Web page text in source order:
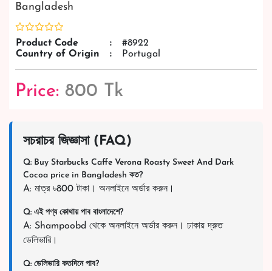
Bangladesh
Product Code :
#8922
Country of Origin
: Portugal
Price: 800 Tk
সচরাচর জিজ্ঞাসা (FAQ)
Q: Buy Starbucks Caffe Verona Roasty Sweet And Dark
Cocoa price in Bangladesh কত?
A: মাত্র ৳800 টাকা। অনলাইনে অর্ডার করুন।
Q: এই পণ্য কোথায় পাব বাংলাদেশে?
A: Shampoobd থেকে অনলাইনে অর্ডার করুন। ঢাকায় দ্রুত
ডেলিভারি।
Q: ডেলিভারি কতদিনে পাব?